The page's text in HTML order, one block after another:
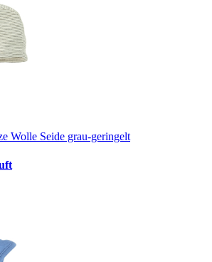
Wolle Seide grau-geringelt